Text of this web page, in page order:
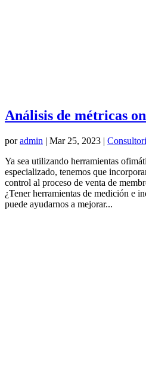
Análisis de métricas
poradmin | Mar 25, 2023 |
Ya sea utilizando herramientas
especializado, tenemos que
control al proceso de venta de
¿Tener herramientas de medición e
puede ayudarnos a mejorar...